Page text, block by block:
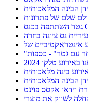
הבינה המלאכותית
טלקו 2024
בינה מלאכותית
הבינה המלאכותית